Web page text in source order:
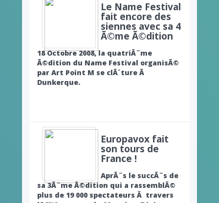
Le Name Festival
fait encore des
siennes avec sa 4
Ã©me Ã©dition
18 Octobre 2008, la quatriÃ¨me
Ã©dition du Name Festival organisÃ©
par Art Point M se clÃ´ture Ã
Dunkerque.
Europavox fait
son tours de
France !
AprÃ¨s le succÃ¨s de
sa 3Ã¨me Ã©dition qui a rassemblÃ©
plus de 19 000 spectateurs Ã travers